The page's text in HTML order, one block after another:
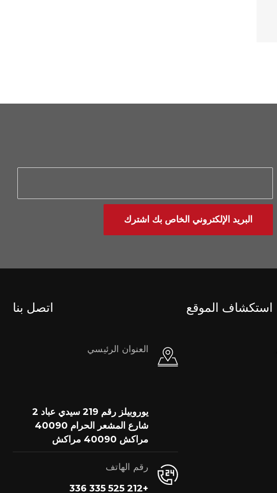
البريد الإلكتروني الخاص بك اشترك
استكشاف الموقع اتصل بنا
العنوان الرئيسي
يوروبيلز رقم 219 سيدي عباد 2
شارع المشعر الحرام 40090
مراكش 40090 مراكش
رقم الهاتف
+212 525 335 336